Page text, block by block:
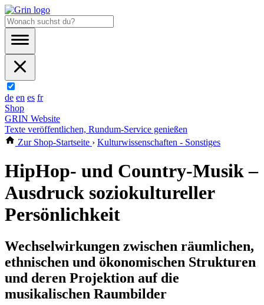
de en es fr
Shop
GRIN Website
Texte veröffentlichen, Rundum-Service genießen
Zur Shop-Startseite › Kulturwissenschaften - Sonstiges
HipHop- und Country-Musik –
Ausdruck soziokultureller
Persönlichkeit
Wechselwirkungen zwischen räumlichen,
ethnischen und ökonomischen Strukturen
und deren Projektion auf die
musikalischen Raumbilder